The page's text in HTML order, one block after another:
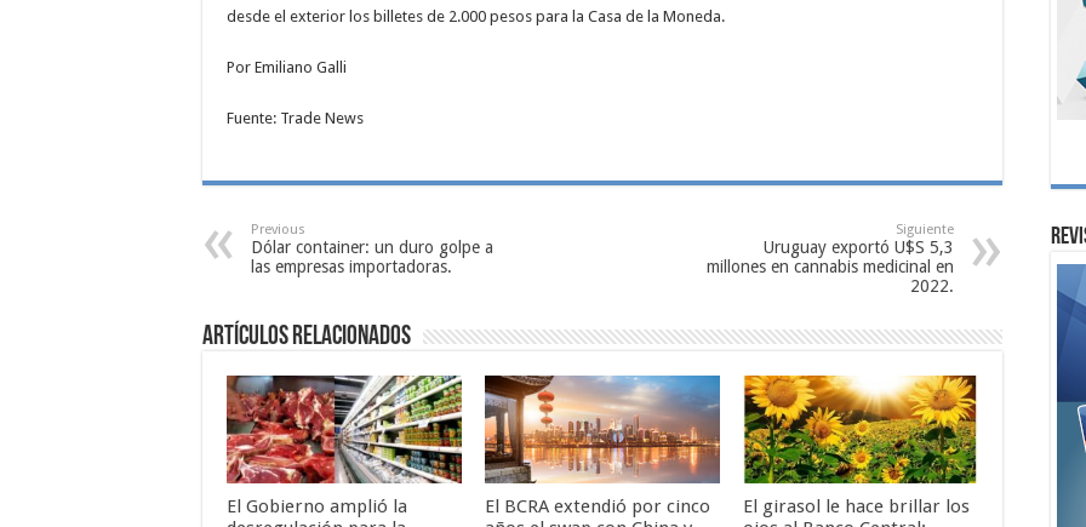
desde el exterior los billetes de 2.000 pesos para la Casa de la Moneda.
Por Emiliano Galli
Fuente: Trade News
Previous
Dólar container: un duro golpe a
las empresas importadoras.
Siguiente
Uruguay exportó U$S 5,3
millones en cannabis medicinal en
2022.
Artículos relacionados
El Gobierno amplió la
El BCRA extendió por cinco
El girasol le hace brillar los